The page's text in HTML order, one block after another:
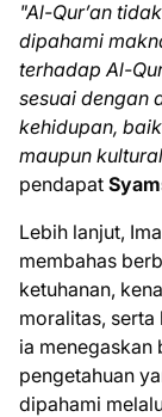
"Al-Qur’an
dipahami
terhadap Al-
sesuai dengan
kehidupan,
maupun
pendapat
Lebih lanjut,
membahas
ketuhanan,
moralitas, serta
ia menegaskan
pengetahuan
dipahami